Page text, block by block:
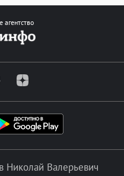
Николай Валерьевич